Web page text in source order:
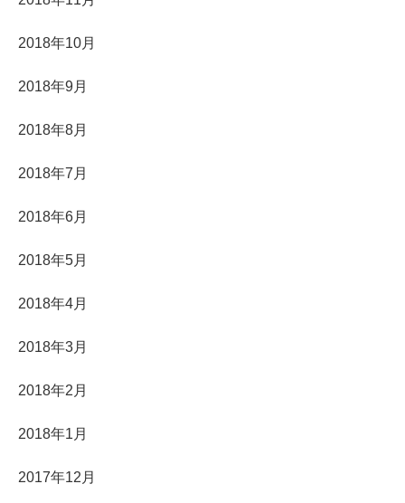
2018年10月
2018年9月
2018年8月
2018年7月
2018年6月
2018年5月
2018年4月
2018年3月
2018年2月
2018年1月
2017年12月